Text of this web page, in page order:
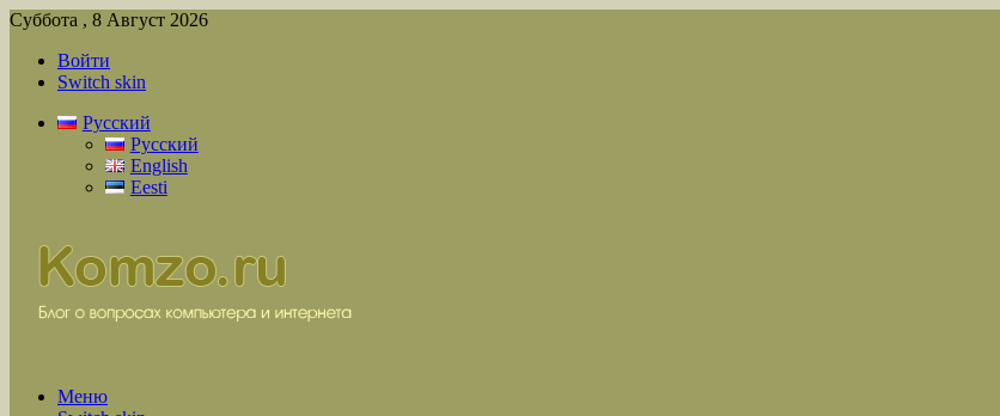
Суббота , 8 Август 2026
Войти
Switch skin
Русский
Русский
English
Eesti
Меню